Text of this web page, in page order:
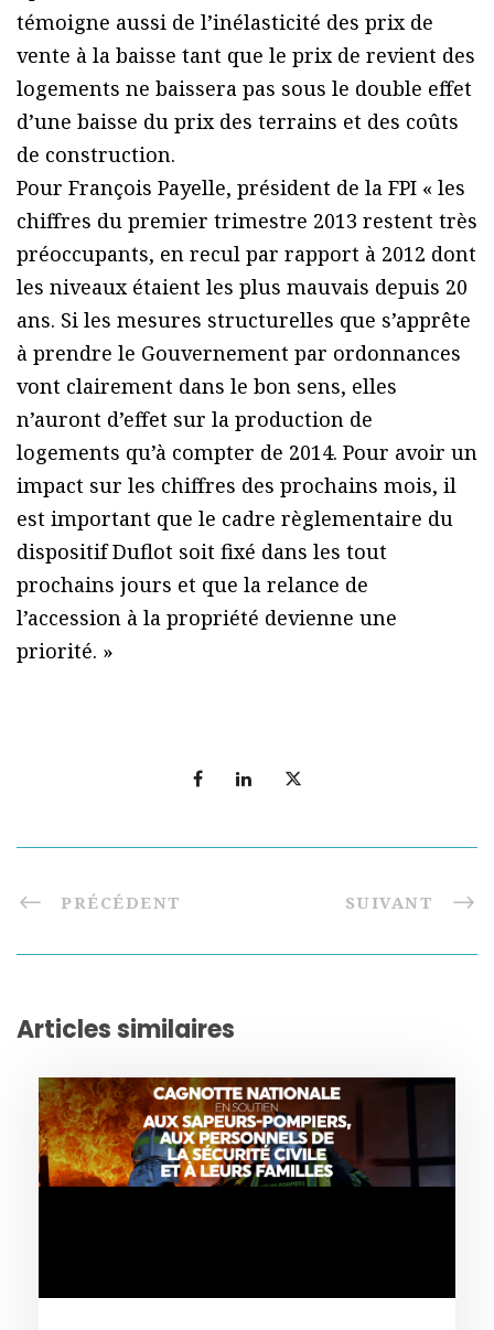
témoigne aussi de l’inélasticité des prix de
vente à la baisse tant que le prix de revient des
logements ne baissera pas sous le double effet
d’une baisse du prix des terrains et des coûts
de construction.
Pour François Payelle, président de la FPI « les
chiffres du premier trimestre 2013 restent très
préoccupants, en recul par rapport à 2012 dont
les niveaux étaient les plus mauvais depuis 20
ans. Si les mesures structurelles que s’apprête
à prendre le Gouvernement par ordonnances
vont clairement dans le bon sens, elles
n’auront d’effet sur la production de
logements qu’à compter de 2014. Pour avoir un
impact sur les chiffres des prochains mois, il
est important que le cadre règlementaire du
dispositif Duflot soit fixé dans les tout
prochains jours et que la relance de
l’accession à la propriété devienne une
priorité. »
PRÉCÉDENT SUIVANT
Articles similaires